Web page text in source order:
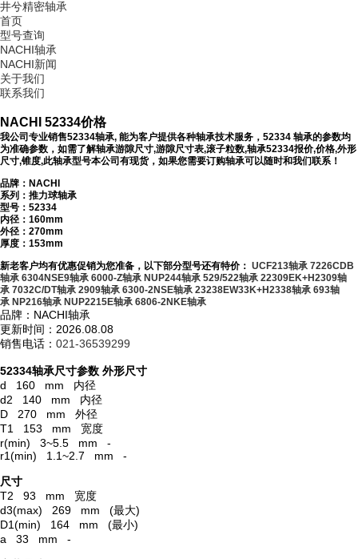
井兮精密轴承
首页
型号查询
NACHI轴承
NACHI新闻
关于我们
联系我们
NACHI 52334价格
我公司专业销售52334轴承, 能为客户提供各种轴承技术服务，52334 轴承的参数均
为准确参数，如需了解轴承游隙尺寸,游隙尺寸表,滚子粒数,轴承52334报价,价格,外形
尺寸,锥度,此轴承型号本公司有现货，如果您需要订购轴承可以随时和我们联系！
品牌：NACHI
系列：推力球轴承
型号： 52334
内径：160mm
外径：270mm
厚度：153mm
新老客户均有优惠促销为您准备，以下部分型号还有特价： UCF213轴承 7226CDB
轴承 6304NSE9轴承 6000-Z轴承 NUP244轴承 529/522轴承 22309EK+H2309轴
承 7032C/DT轴承 2909轴承 6300-2NSE轴承 23238EW33K+H2338轴承 693轴
承 NP216轴承 NUP2215E轴承 6806-2NKE轴承
品牌：NACHI轴承
更新时间：2026.08.08
销售电话： 021-36539299
52334轴承尺寸参数 外形尺寸
d 160 mm 内径
d2 140 mm 内径
D 270 mm 外径
T1 153 mm 宽度
r(min) 3~5.5 mm -
r1(min) 1.1~2.7 mm -
尺寸
T2 93 mm 宽度
d3(max) 269 mm (最大)
D1(min) 164 mm (最小)
a 33 mm -